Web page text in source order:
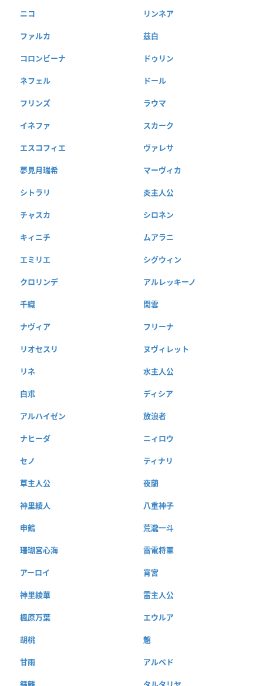
ニコ リンネア
ファルカ 茲白
コロンビーナ ドゥリン
ネフェル ドール
フリンズ ラウマ
イネファ スカーク
エスコフィエ ヴァレサ
夢見月瑞希 マーヴィカ
シトラリ 炎主人公
チャスカ シロネン
キィニチ ムアラニ
エミリエ シグウィン
クロリンデ アルレッキーノ
千織 閑雲
ナヴィア フリーナ
リオセスリ ヌヴィレット
リネ 水主人公
白朮 ディシア
アルハイゼン 放浪者
ナヒーダ ニィロウ
セノ ティナリ
草主人公 夜蘭
神里綾人 八重神子
申鶴 荒瀧一斗
珊瑚宮心海 雷電将軍
アーロイ 宵宮
神里綾華 雷主人公
楓原万葉 エウルア
胡桃 魈
甘雨 アルベド